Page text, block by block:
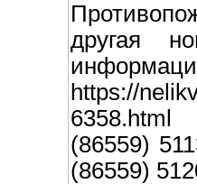
другая
https://
(86559)
(86559)